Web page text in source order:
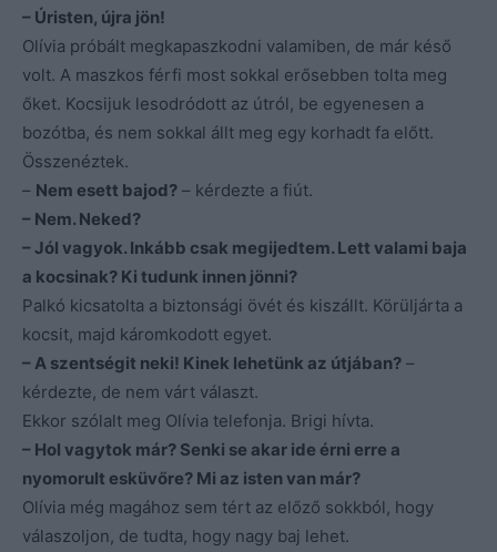
– Úristen, újra jön!
Olívia próbált megkapaszkodni valamiben, de már késő
volt. A maszkos férfi most sokkal erősebben tolta meg
őket. Kocsijuk lesodródott az útról, be egyenesen a
bozótba, és nem sokkal állt meg egy korhadt fa előtt.
Összenéztek.
– Nem esett bajod? – kérdezte a fiút.
– Nem. Neked?
– Jól vagyok. Inkább csak megijedtem. Lett valami baja
a kocsinak? Ki tudunk innen jönni?
Palkó kicsatolta a biztonsági övét és kiszállt. Körüljárta a
kocsit, majd káromkodott egyet.
– A szentségit neki! Kinek lehetünk az útjában? –
kérdezte, de nem várt választ.
Ekkor szólalt meg Olívia telefonja. Brigi hívta.
– Hol vagytok már? Senki se akar ide érni erre a
nyomorult esküvőre? Mi az isten van már?
Olívia még magához sem tért az előző sokkból, hogy
válaszoljon, de tudta, hogy nagy baj lehet.